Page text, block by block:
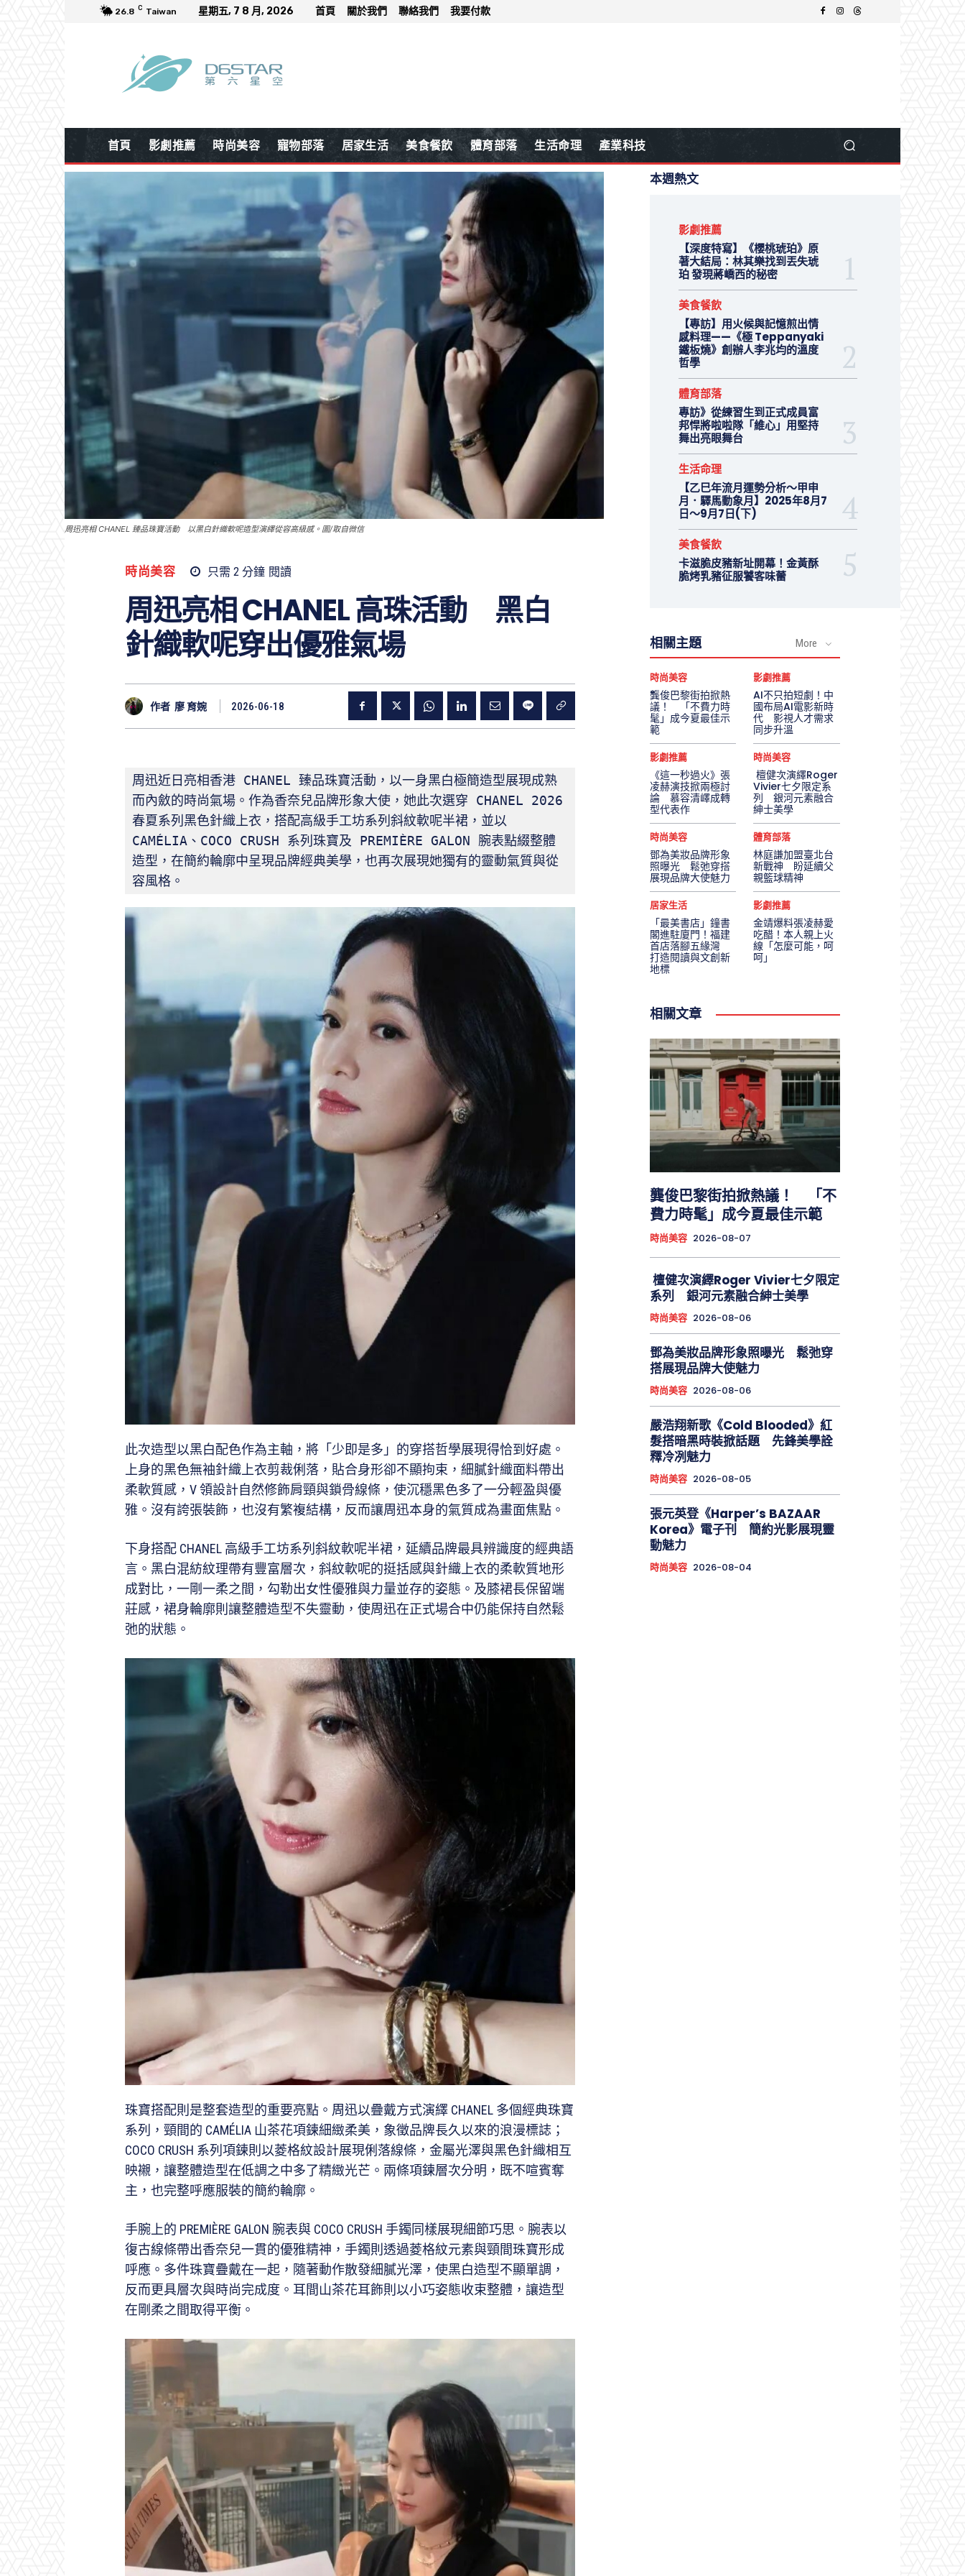
26.8 C Taiwan 星期五, 7 8 月, 2026 首頁 關於我們 聯絡我們 我要付款
首頁 影劇推薦 時尚美容 寵物部落 居家生活 美食餐飲 體育部落 生活命理 產業科技
周迅亮相 CHANEL 臻品珠寶活動 以黑白針織軟呢造型演繹從容高級感。圖/取自微信
時尚美容 只需 2 分鐘 閱讀
周迅亮相 CHANEL 高珠活動 黑白
針織軟呢穿出優雅氣場
作者 廖 育婉 2026-06-18
周迅近日亮相香港 CHANEL 臻品珠寶活動，以一身黑白極簡造型展現成熟
而內斂的時尚氣場。作為香奈兒品牌形象大使，她此次選穿 CHANEL 2026
春夏系列黑色針織上衣，搭配高級手工坊系列斜紋軟呢半裙，並以
CAMÉLIA、COCO CRUSH 系列珠寶及 PREMIÈRE GALON 腕表點綴整體
造型，在簡約輪廓中呈現品牌經典美學，也再次展現她獨有的靈動氣質與從
容風格。
此次造型以黑白配色作為主軸，將「少即是多」的穿搭哲學展現得恰到好處。
上身的黑色無袖針織上衣剪裁俐落，貼合身形卻不顯拘束，細膩針織面料帶出
柔軟質感，V 領設計自然修飾肩頸與鎖骨線條，使沉穩黑色多了一分輕盈與優
雅。沒有誇張裝飾，也沒有繁複結構，反而讓周迅本身的氣質成為畫面焦點。
下身搭配 CHANEL 高級手工坊系列斜紋軟呢半裙，延續品牌最具辨識度的經典語
言。黑白混紡紋理帶有豐富層次，斜紋軟呢的挺括感與針織上衣的柔軟質地形
成對比，一剛一柔之間，勾勒出女性優雅與力量並存的姿態。及膝裙長保留端
莊感，裙身輪廓則讓整體造型不失靈動，使周迅在正式場合中仍能保持自然鬆
弛的狀態。
珠寶搭配則是整套造型的重要亮點。周迅以疊戴方式演繹 CHANEL 多個經典珠寶
系列，頸間的 CAMÉLIA 山茶花項鍊細緻柔美，象徵品牌長久以來的浪漫標誌；
COCO CRUSH 系列項鍊則以菱格紋設計展現俐落線條，金屬光澤與黑色針織相互
映襯，讓整體造型在低調之中多了精緻光芒。兩條項鍊層次分明，既不喧賓奪
主，也完整呼應服裝的簡約輪廓。
手腕上的 PREMIÈRE GALON 腕表與 COCO CRUSH 手鐲同樣展現細節巧思。腕表以
復古線條帶出香奈兒一貫的優雅精神，手鐲則透過菱格紋元素與頸間珠寶形成
呼應。多件珠寶疊戴在一起，隨著動作散發細膩光澤，使黑白造型不顯單調，
反而更具層次與時尚完成度。耳間山茶花耳飾則以小巧姿態收束整體，讓造型
在剛柔之間取得平衡。
本週熱文
影劇推薦
【深度特寫】《櫻桃琥珀》原
著大結局：林其樂找到丟失琥
珀 發現蔣嶠西的秘密
美食餐飲
【專訪】用火候與記憶煎出情
感料理——《極 Teppanyaki
鐵板燒》創辦人李兆均的溫度
哲學
體育部落
專訪》從練習生到正式成員富
邦悍將啦啦隊「維心」用堅持
舞出亮眼舞台
生活命理
【乙巳年流月運勢分析～甲申
月．驛馬動象月】2025年8月7
日～9月7日(下)
美食餐飲
卡滋脆皮豬新址開幕！金黃酥
脆烤乳豬征服饕客味蕾
相關主題 More
時尚美容
龔俊巴黎街拍掀熱
議！ 「不費力時
髦」成今夏最佳示
範
影劇推薦
AI不只拍短劇！中
國布局AI電影新時
代 影視人才需求
同步升溫
影劇推薦
《這一秒過火》張
凌赫演技掀兩極討
論 慕容清嶧成轉
型代表作
時尚美容
檀健次演繹Roger
Vivier七夕限定系
列 銀河元素融合
紳士美學
時尚美容
鄧為美妝品牌形象
照曝光 鬆弛穿搭
展現品牌大使魅力
體育部落
林庭謙加盟臺北台
新戰神 盼延續父
親籃球精神
居家生活
「最美書店」鐘書
閣進駐廈門！福建
首店落腳五緣灣
打造閱讀與文創新
地標
影劇推薦
金靖爆料張凌赫愛
吃醋！本人親上火
線「怎麼可能，呵
呵」
相關文章
龔俊巴黎街拍掀熱議！ 「不
費力時髦」成今夏最佳示範
時尚美容 2026-08-07
檀健次演繹Roger Vivier七夕限定
系列 銀河元素融合紳士美學
時尚美容 2026-08-06
鄧為美妝品牌形象照曝光 鬆弛穿
搭展現品牌大使魅力
時尚美容 2026-08-06
嚴浩翔新歌《Cold Blooded》紅
髮搭暗黑時裝掀話題 先鋒美學詮
釋冷冽魅力
時尚美容 2026-08-05
張元英登《Harper’s BAZAAR
Korea》電子刊 簡約光影展現靈
動魅力
時尚美容 2026-08-04